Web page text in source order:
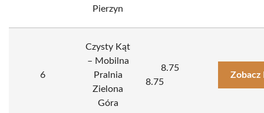
Pierzyn
6
Czysty Kąt
– Mobilna
Pralnia
Zielona
Góra
8.75
8.75
Zobacz